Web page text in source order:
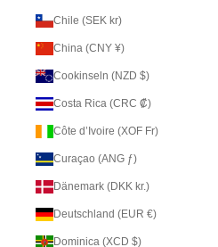
Chile (SEK kr)
China (CNY ¥)
Cookinseln (NZD $)
Costa Rica (CRC ₡)
Côte d’Ivoire (XOF Fr)
Curaçao (ANG ƒ)
Dänemark (DKK kr.)
Deutschland (EUR €)
Dominica (XCD $)